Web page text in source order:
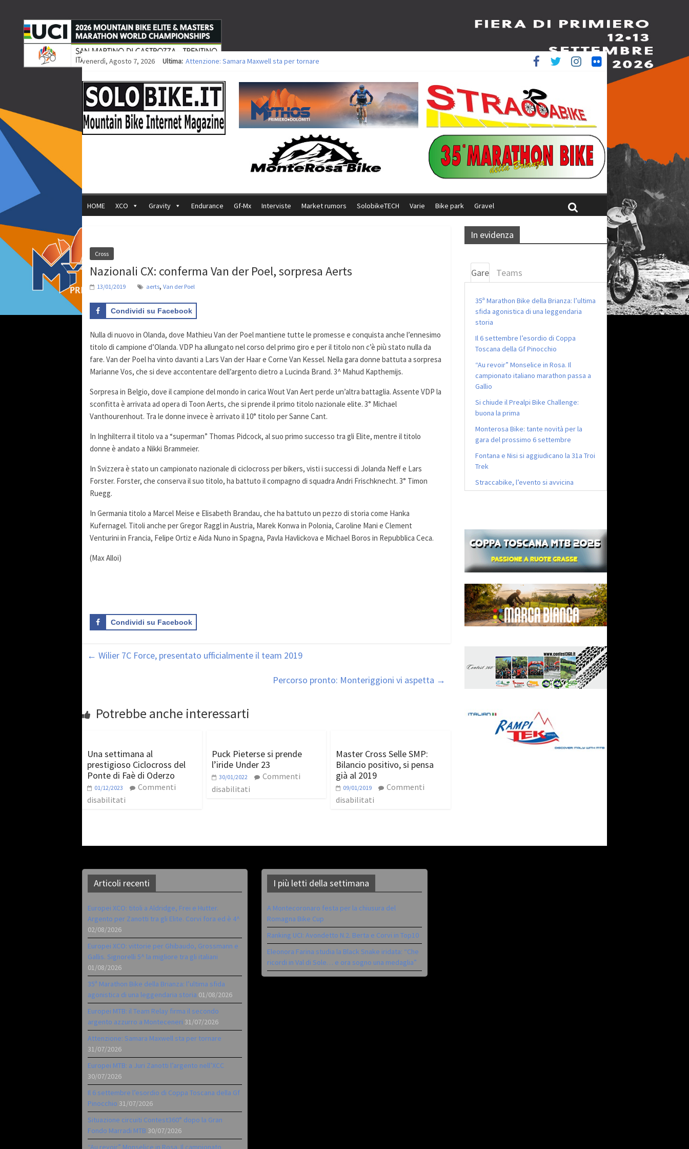
venerdì, Agosto 7, 2026 Ultima: Attenzione: Samara Maxwell sta per tornare
Europei XCO: vittorie per Ghibaudo, Grossmann e Gallis. Signorelli 5^ la migliore tra gli italiani
35ª Marathon Bike della Brianza: l’ultima sfida agonistica di una leggendaria storia
Europei MTB: il Team Relay firma il secondo argento azzurro a Monteceneri
HOME XCO Gravity Endurance Gf-Mx Interviste Market rumors SolobikeTECH Varie Bike park Gravel
Cross
Nazionali CX: conferma Van der Poel, sorpresa Aerts
13/01/2019 aerts, Van der Poel
Condividi su Facebook
Nulla di nuovo in Olanda, dove Mathieu Van der Poel mantiene tutte le promesse e conquista anche l’ennesimo
titolo di campione d’Olanda. VDP ha allungato nel corso del primo giro e per il titolo non c’è più stato nulla da
fare. Van der Poel ha vinto davanti a Lars Van der Haar e Corne Van Kessel. Nella gara donne battuta a sorpresa
Marianne Vos, che si deve accontentare dell’argento dietro a Lucinda Brand. 3^ Mahud Kapthemijs.
Sorpresa in Belgio, dove il campione del mondo in carica Wout Van Aert perde un’altra battaglia. Assente VDP la
sconfitta è arrivata ad opera di Toon Aerts, che si prende il primo titolo nazionale elite. 3° Michael
Vanthourenhout. Tra le donne invece è arrivato il 10° titolo per Sanne Cant.
In Inghilterra il titolo va a “superman” Thomas Pidcock, al suo primo successo tra gli Elite, mentre il titolo
donne è andato a Nikki Brammeier.
In Svizzera è stato un campionato nazionale di ciclocross per bikers, visti i successi di Jolanda Neff e Lars
Forster. Forster, che conserva il suo titolo, ha battuto il compagno di squadra Andri Frischknecht. 3° Timon
Ruegg.
In Germania titolo a Marcel Meise e Elisabeth Brandau, che ha battuto un pezzo di storia come Hanka
Kufernagel. Titoli anche per Gregor Raggl in Austria, Marek Konwa in Polonia, Caroline Mani e Clement
Venturini in Francia, Felipe Ortiz e Aida Nuno in Spagna, Pavla Havlickova e Michael Boros in Repubblica Ceca.
(Max Alloi)
Condividi su Facebook
← Wilier 7C Force, presentato ufficialmente il team 2019
Percorso pronto: Monteriggioni vi aspetta →
Potrebbe anche interessarti
Una settimana al
prestigioso Ciclocross del
Ponte di Faè di Oderzo
01/12/2023
Commenti
disabilitati
Puck Pieterse si prende
l’iride Under 23
30/01/2022
Commenti
disabilitati
Master Cross Selle SMP:
Bilancio positivo, si pensa
già al 2019
09/01/2019
Commenti
disabilitati
In evidenza
Gare Teams
35ª Marathon Bike della Brianza: l’ultima
sfida agonistica di una leggendaria
storia
Il 6 settembre l’esordio di Coppa
Toscana della Gf Pinocchio
“Au revoir” Monselice in Rosa. Il
campionato italiano marathon passa a
Gallio
Si chiude il Prealpi Bike Challenge:
buona la prima
Monterosa Bike: tante novità per la
gara del prossimo 6 settembre
Fontana e Nisi si aggiudicano la 31a Troi
Trek
Straccabike, l’evento si avvicina
Articoli recenti
Europei XCO: titoli a Aldridge, Frei e Hutter.
Argento per Zanotti tra gli Elite. Corvi fora ed è 4^
02/08/2026
Europei XCO: vittorie per Ghibaudo, Grossmann e
Gallis. Signorelli 5^ la migliore tra gli italiani
01/08/2026
35ª Marathon Bike della Brianza: l’ultima sfida
agonistica di una leggendaria storia 01/08/2026
Europei MTB: il Team Relay firma il secondo
argento azzurro a Monteceneri 31/07/2026
Attenzione: Samara Maxwell sta per tornare
31/07/2026
Europei MTB: a Juri Zanotti l’argento nell’XCC
30/07/2026
Il 6 settembre l’esordio di Coppa Toscana della Gf
Pinocchio 31/07/2026
Situazione circuiti Contest360° dopo la Gran
Fondo Marradi MTB 30/07/2026
“Au revoir” Monselice in Rosa. Il campionato
I più letti della settimana
A Montecoronaro festa per la chiusura del
Romagna Bike Cup
Ranking UCI: Avondetto N.2. Berta e Corvi in Top10
Eleonora Farina studia la Black Snake iridata: “Che
ricordi in Val di Sole… e ora sogno una medaglia”